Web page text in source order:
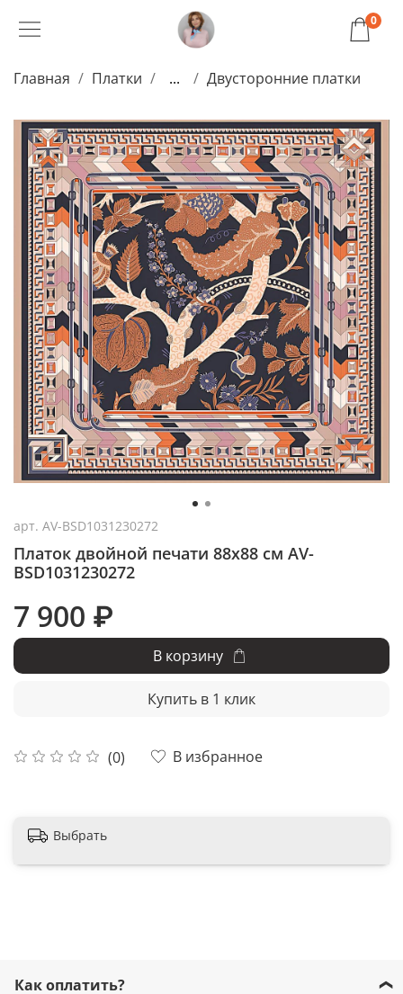
0
Главная Платки ... Двусторонние платки
арт. AV-BSD1031230272
Платок двойной печати 88x88 см AV-
BSD1031230272
(0) В избранное
7 900 ₽
В корзину
Купить в 1 клик
Выбрать
Как оплатить?